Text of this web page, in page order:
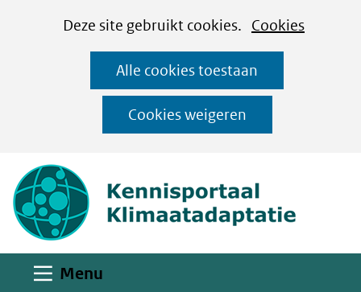
CookiesDeze site gebruikt cookies. Cookies
op
deze
website
worden
toegestaan
Alle cookies toestaan
Cookies weigeren
Ga
naar
de
inhoud
Menu